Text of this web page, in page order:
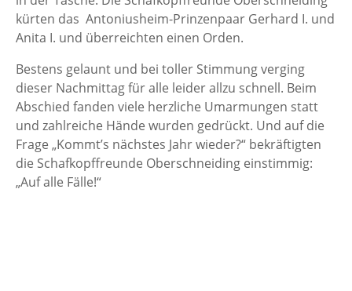
kürten das Antoniusheim-Prinzenpaar Gerhard I. und
Anita I. und überreichten einen Orden.
Bestens gelaunt und bei toller Stimmung verging
dieser Nachmittag für alle leider allzu schnell. Beim
Abschied fanden viele herzliche Umarmungen statt
und zahlreiche Hände wurden gedrückt. Und auf die
Frage „Kommt’s nächstes Jahr wieder?“ bekräftigten
die Schafkopffreunde Oberschneiding einstimmig:
„Auf alle Fälle!“